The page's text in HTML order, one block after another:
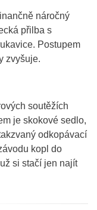
náročný
přilba s
Postupem
zvyšuje.
soutěžích
je skokové sedlo,
odkopávací
kopl do
si stačí jen najít